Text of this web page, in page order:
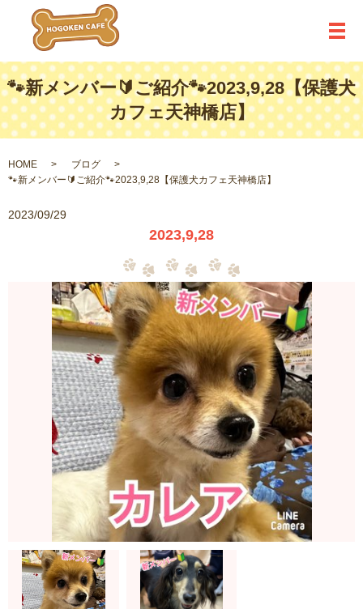
メ
🐾新メンバー🔰ご紹介🐾2023,9,28【保護犬
カフェ天神橋店】
HOME
ブログ
🐾新メンバー🔰ご紹介🐾2023,9,28【保護犬カフェ天神橋店】
2023/09/29
2023,9,28